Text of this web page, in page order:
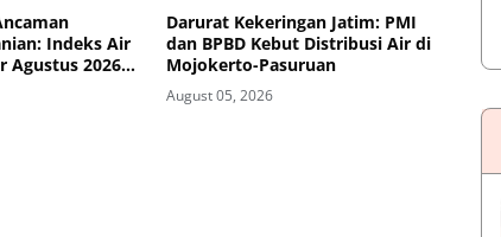
Indeks Air
Agustus 2026
Darurat Kekeringan Jatim: PMI
dan BPBD Kebut Distribusi Air di
Mojokerto-Pasuruan
August 05, 2026